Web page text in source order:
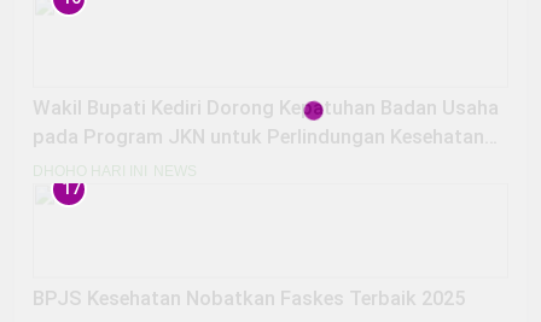
Wakil Bupati Kediri Dorong Kepatuhan Badan Usaha
pada Program JKN untuk Perlindungan Kesehatan
Pekerja
DHOHO HARI INI NEWS
17
BPJS Kesehatan Nobatkan Faskes Terbaik 2025